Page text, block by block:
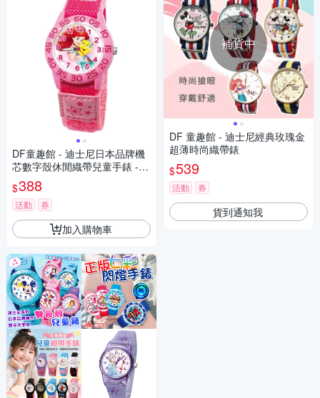
DF童趣館 - 迪士尼日本品牌機
芯數字殼休閒織帶兒童手錶 -
多款可選
$388
活動 券
加入購物車
補貨中
DF 童趣館 - 迪士尼經典玫瑰金
超薄時尚織帶錶
$539
活動 券
貨到通知我